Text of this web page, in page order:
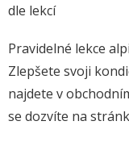
dle lekcí
Pravidelné lekce
Zlepšete svoji
najdete v
se dozvíte na